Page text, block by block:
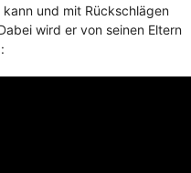
und mit Rückschlägen
wird er von seinen Eltern